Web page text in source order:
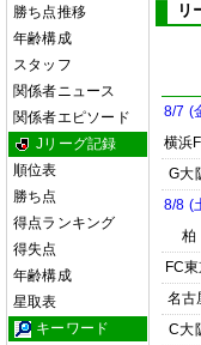
勝ち点推移
年齢構成
スタッフ
関係者ニュース
関係者エピソード
Jリーグ記録
順位表
勝ち点
得点ランキング
得失点
年齢構成
星取表
キーワード
リ
8/7 (
横浜
G大
8/8 (
柏
FC
名古
C大